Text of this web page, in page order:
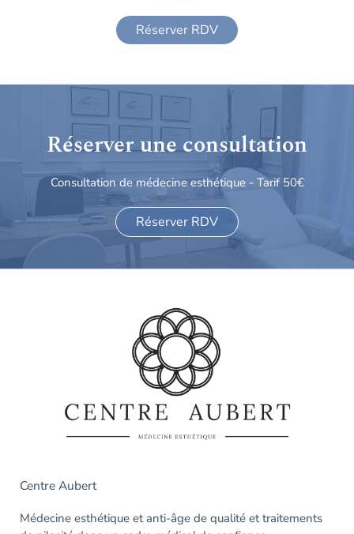
Réserver RDV
Réserver une consultation
Consultation de médecine esthétique - Tarif 50€
Réserver RDV
Centre Aubert
Médecine esthétique et anti-âge de qualité et traitements